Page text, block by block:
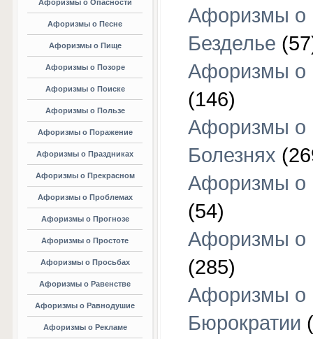
Афоризмы о Опасности
Афоризмы о Песне
Афоризмы о Пище
Афоризмы о Позоре
Афоризмы о Поиске
Афоризмы о Пользе
Афоризмы о Поражение
Афоризмы о Праздниках
Афоризмы о Прекрасном
Афоризмы о Проблемах
Афоризмы о Прогнозе
Афоризмы о Простоте
Афоризмы о Просьбах
Афоризмы о Равенстве
Афоризмы о Равнодушие
Афоризмы о Рекламе
Афоризмы о
Безделье
Афоризмы о
(146)
Афоризмы о
Болезнях
Афоризмы о
(54)
Афоризмы о
(285)
Афоризмы о
Бюрократии